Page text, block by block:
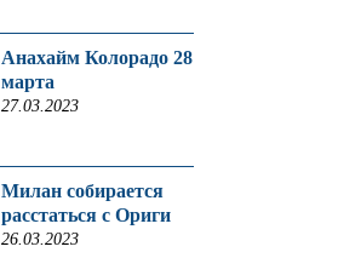
Анахайм Колорадо 28
марта
27.03.2023
Милан собирается
расстаться с Ориги
26.03.2023